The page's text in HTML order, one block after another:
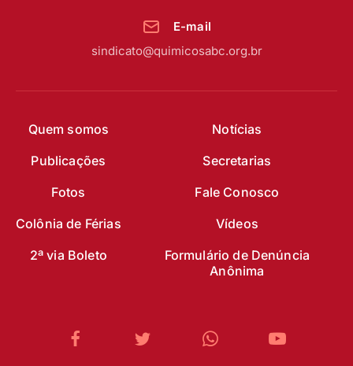
Quem somos
Notícias
Publicações
Secretarias
Fotos
Fale Conosco
Colônia de Férias
Vídeos
2ª via Boleto
Formulário de Denúncia
Anônima
E-mail
sindicato@quimicosabc.org.br